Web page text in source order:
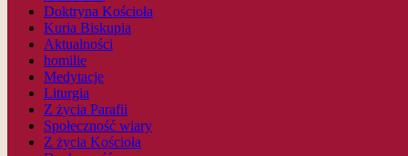
Doktryna Kościoła
Kuria Biskupia
Aktualności
homilie
Medytacje
Liturgia
Z życia Parafii
Społeczność wiary
Z życia Kościoła